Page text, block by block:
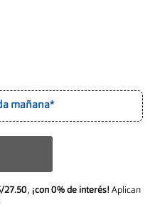
mañana*
27.50, ¡con 0% de interés! Aplican